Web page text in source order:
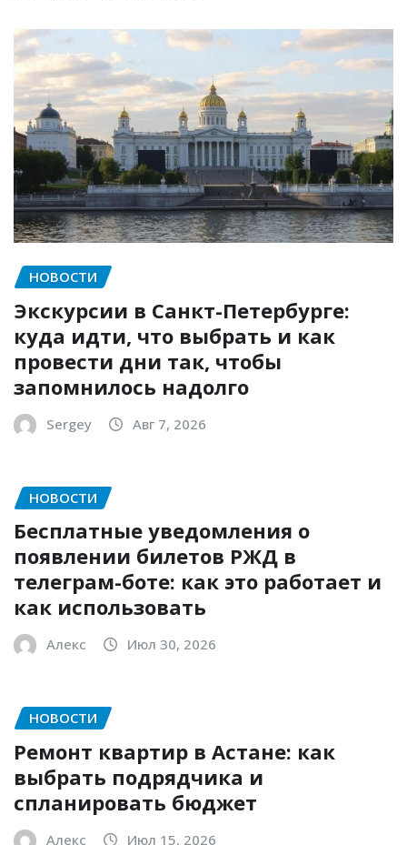
НОВОСТИ
Экскурсии в Санкт-Петербурге:
куда идти, что выбрать и как
провести дни так, чтобы
запомнилось надолго
Sergey Авг 7, 2026
НОВОСТИ
Бесплатные уведомления о
появлении билетов РЖД в
телеграм-боте: как это работает и
как использовать
Алекс Июл 30, 2026
НОВОСТИ
Ремонт квартир в Астане: как
выбрать подрядчика и
спланировать бюджет
Алекс Июл 15, 2026